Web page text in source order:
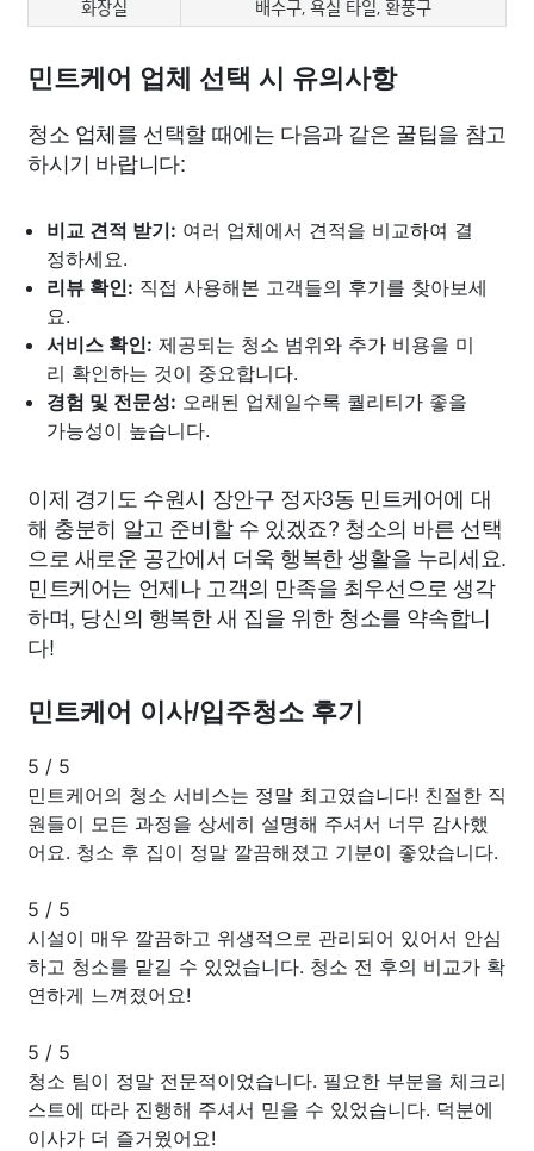
화장실 배수구, 욕실 타일, 환풍구
민트케어 업체 선택 시 유의사항
청소 업체를 선택할 때에는 다음과 같은 꿀팁을 참고
하시기 바랍니다:
비교 견적 받기: 여러 업체에서 견적을 비교하여 결
정하세요.
리뷰 확인: 직접 사용해본 고객들의 후기를 찾아보세
요.
서비스 확인: 제공되는 청소 범위와 추가 비용을 미
리 확인하는 것이 중요합니다.
경험 및 전문성: 오래된 업체일수록 퀄리티가 좋을
가능성이 높습니다.
이제 경기도 수원시 장안구 정자3동 민트케어에 대
해 충분히 알고 준비할 수 있겠죠? 청소의 바른 선택
으로 새로운 공간에서 더욱 행복한 생활을 누리세요.
민트케어는 언제나 고객의 만족을 최우선으로 생각
하며, 당신의 행복한 새 집을 위한 청소를 약속합니
다!
민트케어 이사/입주청소 후기
5 / 5
민트케어의 청소 서비스는 정말 최고였습니다! 친절한 직
원들이 모든 과정을 상세히 설명해 주셔서 너무 감사했
어요. 청소 후 집이 정말 깔끔해졌고 기분이 좋았습니다.
5 / 5
시설이 매우 깔끔하고 위생적으로 관리되어 있어서 안심
하고 청소를 맡길 수 있었습니다. 청소 전 후의 비교가 확
연하게 느껴졌어요!
5 / 5
청소 팀이 정말 전문적이었습니다. 필요한 부분을 체크리
스트에 따라 진행해 주셔서 믿을 수 있었습니다. 덕분에
이사가 더 즐거웠어요!